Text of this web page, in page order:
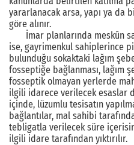
yararlanacak arsa, yapı ya da
göre alınır.
İmar planlarında meskûn
ise, gayrimenkul sahiplerince
bulunduğu sokaktaki lağım
fosseptiğe bağlanması, lağım
fosseptik olmayan yerlerde
ilgili idarece verilecek esaslar
içinde, lüzumlu tesisatın
bağlantılar, mal sahibi
tebligatla verilecek süre
ilgili idare tarafından yıktırılır.